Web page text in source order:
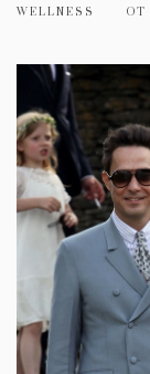
WELLNESS ОТ
КАТЕГОРИИ
Wine&Dine
Подкасти
Мода
Dialogue
Изкуство